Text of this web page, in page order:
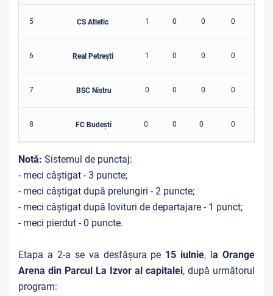
5 CS Atletic 1 0 0 0
6 Real Petrești 1 0 0 0
7 BSC Nistru 0 0 0 0
8 FC Budești 0 0 0 0
Notă: Sistemul de punctaj:
- meci câștigat - 3 puncte;
- meci câștigat după prelungiri - 2 puncte;
- meci câștigat după lovituri de departajare - 1 punct;
- meci pierdut - 0 puncte.
Etapa a 2-a se va desfășura pe 15 iulnie, la Orange
Arena din Parcul La Izvor al capitalei, după următorul
program: